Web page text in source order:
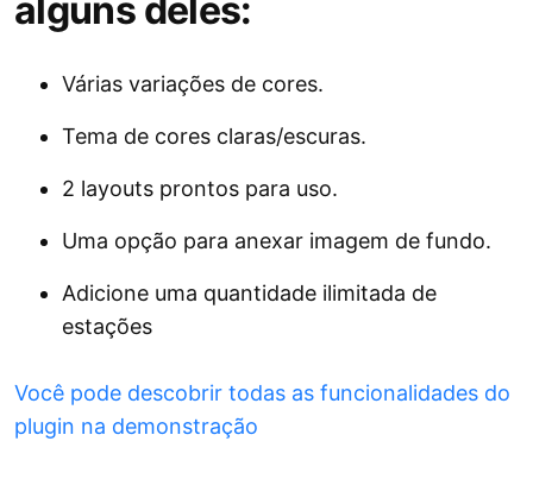
alguns deles:
Várias variações de cores.
Tema de cores claras/escuras.
2 layouts prontos para uso.
Uma opção para anexar imagem de fundo.
Adicione uma quantidade ilimitada de
estações
Você pode descobrir todas as funcionalidades do
plugin na demonstração